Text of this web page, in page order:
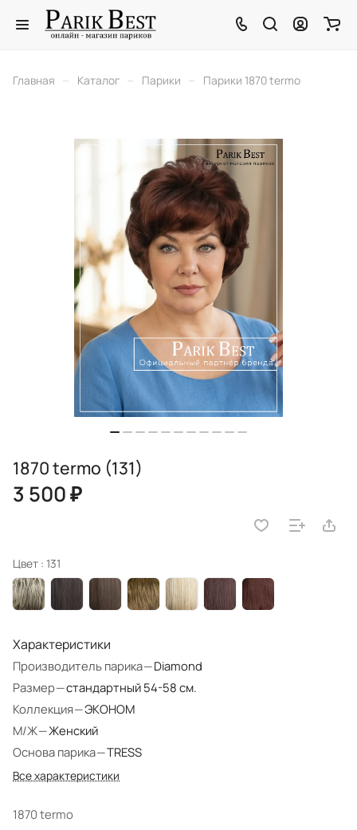
Главная – Каталог – Парики – Парики 1870 termo
1870 termo (131)
3 500 ₽
Цвет : 131
Характеристики
Производитель парика—Diamond
Размер—стандартный 54-58 см.
Коллекция—ЭКОНОМ
М/Ж—Женский
Основа парика—TRESS
Все характеристики
1870 termo